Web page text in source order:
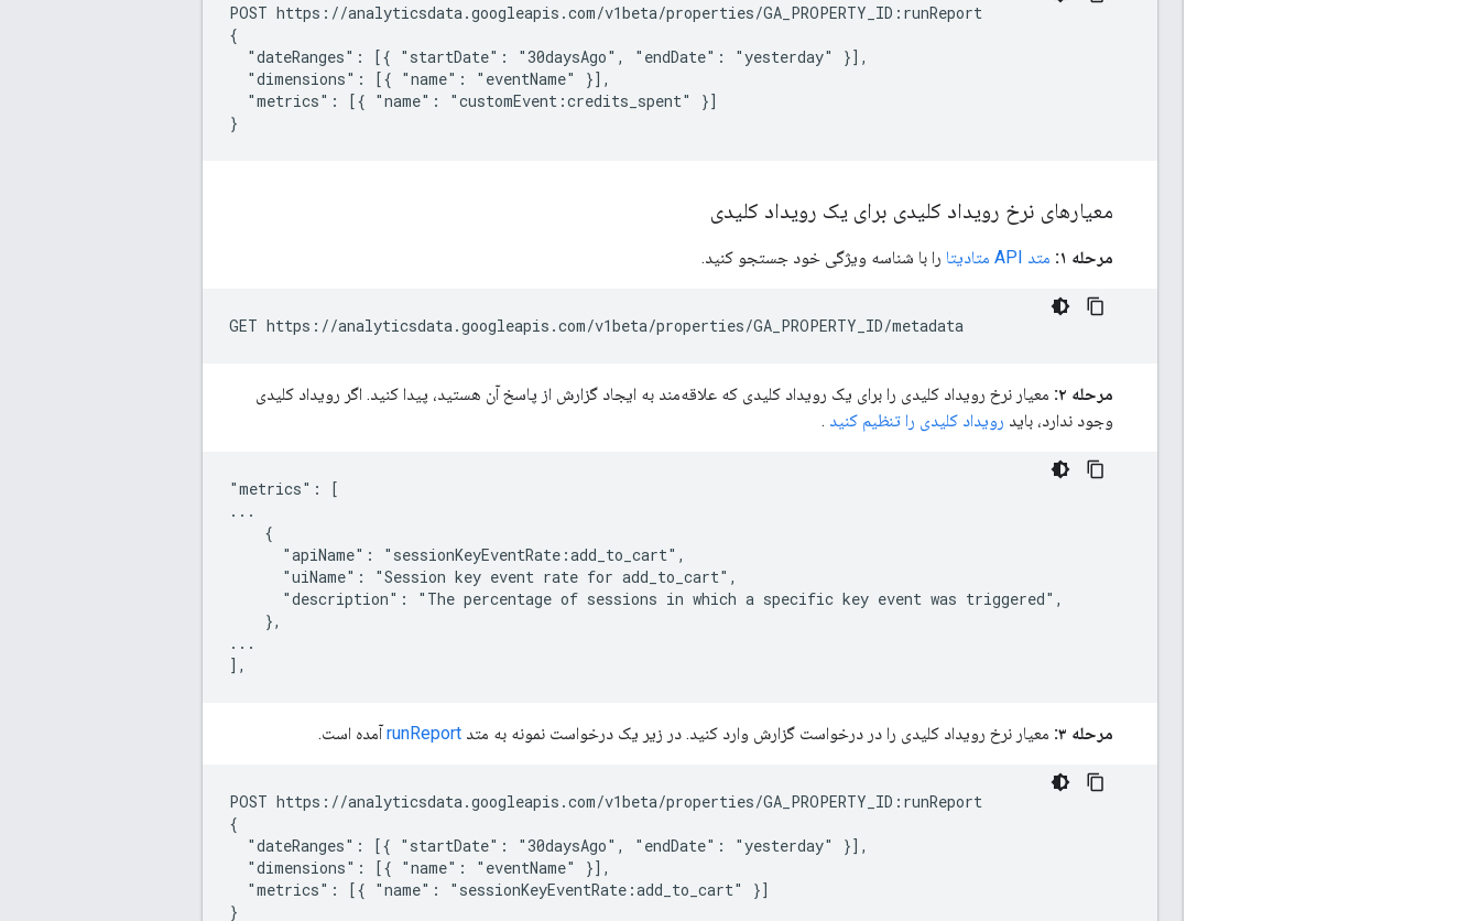
POST https://analyticsdata.googleapis.com/v1beta/properties/GA_PROPERTY_ID:runReport
{
  "dateRanges": [{ "startDate": "30daysAgo", "endDate": "yesterday" }],
  "dimensions": [{ "name": "eventName" }],
  "metrics": [{ "name": "customEvent:credits_spent" }]
معیارهای نرخ رویداد کلیدی برای یک رویداد کلیدی
مرحله ۱: متد API متادیتا را با شناسه ویژگی خود جستجو کنید.
مرحله ۲:
معیار نرخ رویداد کلیدی را برای یک رویداد کلیدی که علاقه‌مند به ایجاد گزارش از پاسخ آن هستید، پیدا کنید. اگر رویداد کلیدی
وجود ندارد، باید رویداد کلیدی را تنظیم کنید .
"metrics": [
...
    {
      "apiName": "sessionKeyEventRate:add_to_cart",
      "uiName": "Session key event rate for add_to_cart",
      "description": "The percentage of sessions in which a specific key event was triggered",
    },
...
مرحله ۳: معیار نرخ رویداد کلیدی را در درخواست گزارش وارد کنید. در زیر یک درخواست نمونه به متد runReportآمده است.
POST https://analyticsdata.googleapis.com/v1beta/properties/GA_PROPERTY_ID:runReport
{
  "dateRanges": [{ "startDate": "30daysAgo", "endDate": "yesterday" }],
  "dimensions": [{ "name": "eventName" }],
  "metrics": [{ "name": "sessionKeyEventRate:add_to_cart" }]